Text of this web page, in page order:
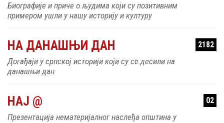
Биографије и приче о људима који су позитивним
примером ушли у нашу историју и културу
НА ДАНАШЊИ ДАН 2182
Догађаји у српској историји који су се десили на
данашњи дан
НАЈ @ 02
Презентација нематеријалног наслеђа општина у